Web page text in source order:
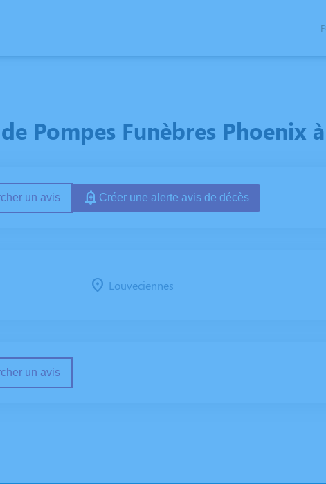
Pompes Funèbres Phoenix
un avis Créer une alerte avis de décès
Louveciennes
un avis